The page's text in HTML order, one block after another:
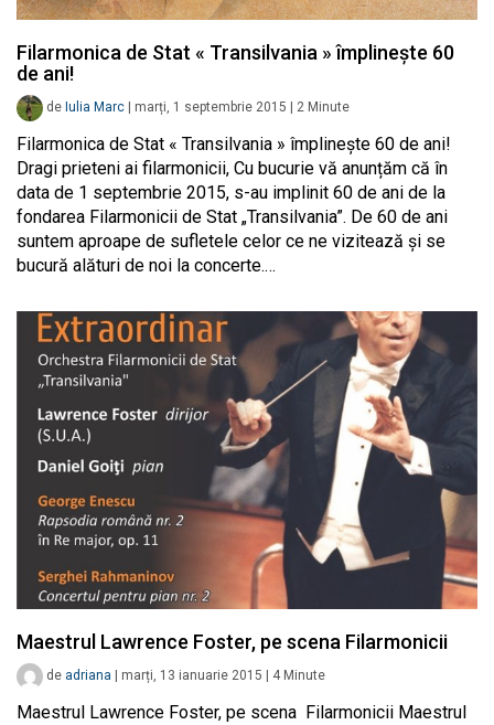
Filarmonica de Stat « Transilvania » împlinește 60
de ani!
de Iulia Marc marți, 1 septembrie 2015 2 Minute
Filarmonica de Stat « Transilvania » împlinește 60 de ani!
Dragi prieteni ai filarmonicii, Cu bucurie vă anunțăm că în
data de 1 septembrie 2015, s-au implinit 60 de ani de la
fondarea Filarmonicii de Stat „Transilvania”. De 60 de ani
suntem aproape de sufletele celor ce ne vizitează și se
bucură alături de noi la concerte.…
Maestrul Lawrence Foster, pe scena Filarmonicii
de adriana marți, 13 ianuarie 2015 4 Minute
Maestrul Lawrence Foster, pe scena Filarmonicii Maestrul